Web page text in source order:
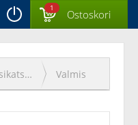
1 Ostoskori
Esikatselu Valmis